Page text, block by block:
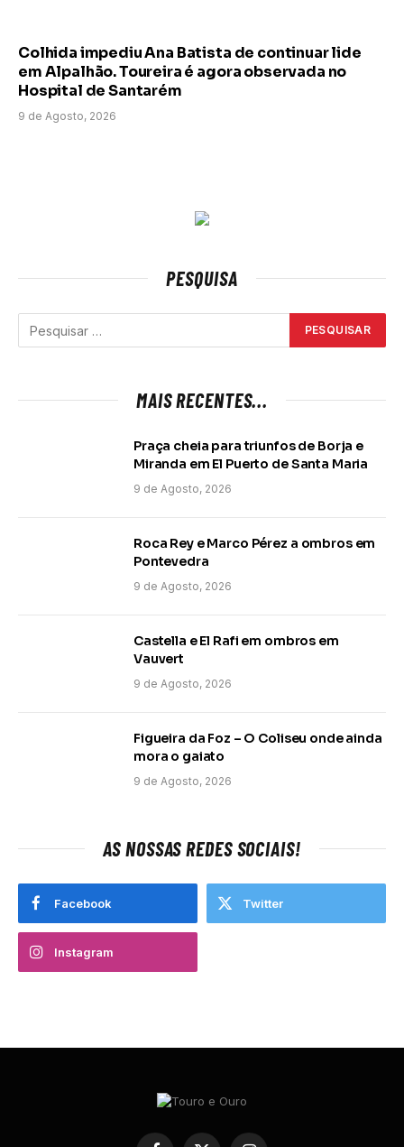
Colhida impediu Ana Batista de continuar lide
em Alpalhão. Toureira é agora observada no
Hospital de Santarém
9 de Agosto, 2026
PESQUISA
MAIS RECENTES...
Praça cheia para triunfos de Borja e
Miranda em El Puerto de Santa Maria
9 de Agosto, 2026
Roca Rey e Marco Pérez a ombros em
Pontevedra
9 de Agosto, 2026
Castella e El Rafi em ombros em
Vauvert
9 de Agosto, 2026
Figueira da Foz – O Coliseu onde ainda
mora o gaiato
9 de Agosto, 2026
AS NOSSAS REDES SOCIAIS!
Facebook Twitter
Instagram